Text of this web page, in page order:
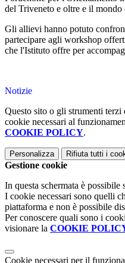
del Triveneto e oltre e il mondo
Gli allievi hanno potuto
partecipare agli workshop
che l'Istituto offre per
Notizie
Questo sito o gli strumenti
cookie necessari al
COOKIE POLICY.
Personalizza Rifiuta tutti i
Gestione cookie
In questa schermata è
I cookie necessari sono quelli
piattaforma e non è possibile
Per conoscere quali sono i
visionare la COOKIE
Cookie necessari per il